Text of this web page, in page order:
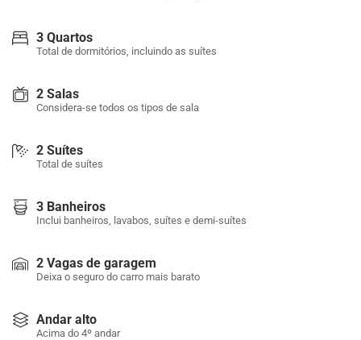
3 Quartos
Total de dormitórios, incluindo as suítes
2 Salas
Considera-se todos os tipos de sala
2 Suítes
Total de suítes
3 Banheiros
Inclui banheiros, lavabos, suítes e demi-suítes
2 Vagas de garagem
Deixa o seguro do carro mais barato
Andar alto
Acima do 4º andar